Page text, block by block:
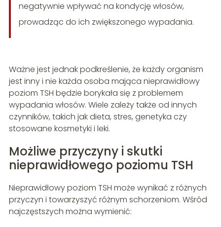
negatywnie wpływać na kondycję włosów,
prowadząc do ich zwiększonego wypadania.
Ważne jest jednak podkreślenie, że każdy organism
jest inny i nie każda osoba mająca nieprawidłowy
poziom TSH będzie borykała się z problemem
wypadania włosów. Wiele zależy także od innych
czynników, takich jak dieta, stres, genetyka czy
stosowane kosmetyki i leki.
Możliwe przyczyny i skutki
nieprawidłowego poziomu TSH
Nieprawidłowy poziom TSH może wynikać z różnych
przyczyn i towarzyszyć różnym schorzeniom. Wśród
najczęstszych można wymienić: